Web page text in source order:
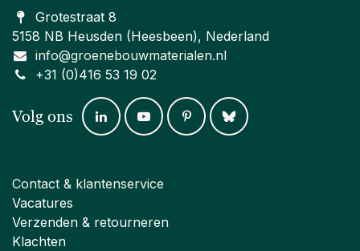
Grotestraat 8
5158 NB Heusden (Heesbeen), Nederland
info@groenebouwmaterialen.nl
+31 (0)416 53 19 02
Volg ons
Contact & klantenservice
Vacatures
Verzenden & retourneren
Klachten